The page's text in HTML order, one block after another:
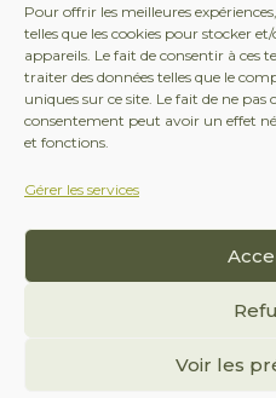
Pour offrir les meilleures
telles que les cookies pour stocker
appareils. Le fait de consentir à ces
traiter des données telles que le
uniques sur ce site. Le fait de ne
consentement peut avoir un effet
et fonctions.
Gérer les services
Voir les
+32 (0)479 24 51 80
contact@europaventure.be
Place du Fays 11, 6870 Saint-
SUIVEZ-NOUS
Facebook
Instagram